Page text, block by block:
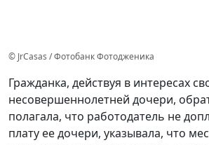
© JrCasas / Фотобанк Фотодженика
Гражданка, действуя в интересах
несовершеннолетней дочери,
полагала, что работодатель не
плату ее дочери, указывала, что